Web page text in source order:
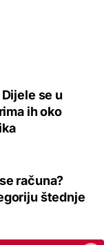
se u
ih oko
računa?
štednje